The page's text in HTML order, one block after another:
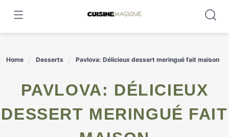
content
Home Desserts Pavlova: Délicieux dessert meringué fait maison
PAVLOVA: DÉLICIEUX
DESSERT MERINGUÉ FAIT